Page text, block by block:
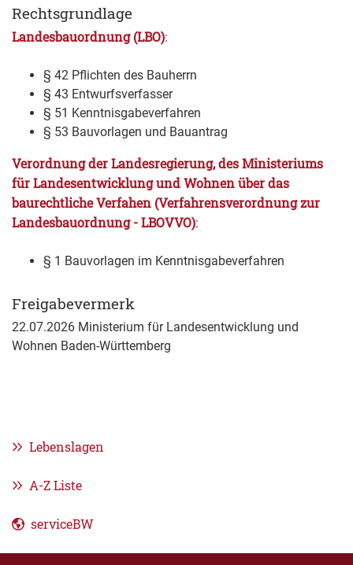
Rechtsgrundlage
Landesbauordnung (LBO):
§ 42 Pflichten des Bauherrn
§ 43 Entwurfsverfasser
§ 51 Kenntnisgabeverfahren
§ 53 Bauvorlagen und Bauantrag
Verordnung der Landesregierung, des Ministeriums
für Landesentwicklung und Wohnen über das
baurechtliche Verfahen (Verfahrensverordnung zur
Landesbauordnung - LBOVVO):
§ 1 Bauvorlagen im Kenntnisgabeverfahren
Freigabevermerk
22.07.2026 Ministerium für Landesentwicklung und
Wohnen Baden-Württemberg
Lebenslagen
A-Z Liste
serviceBW